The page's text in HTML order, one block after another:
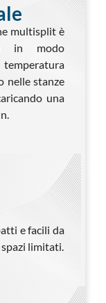
multisplit è
in modo
nelle stanze
una
e facili da
limitati.